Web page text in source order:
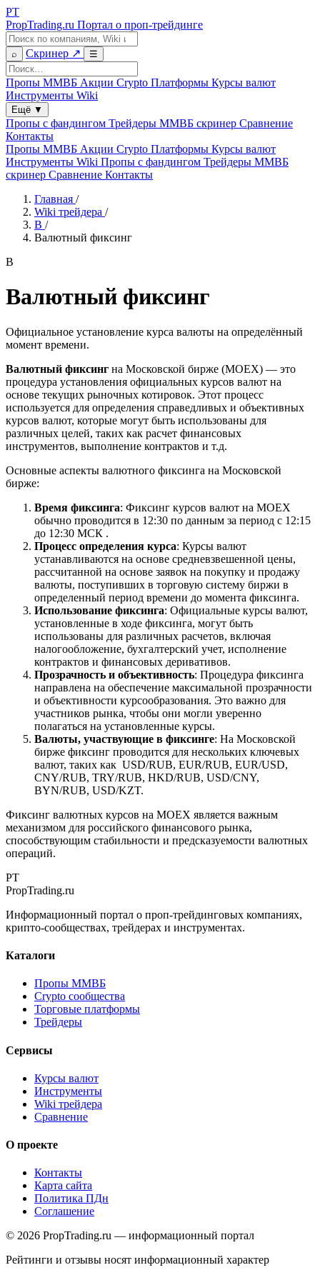
PT
PropTrading.ru Портал о проп-трейдинге
⌕ Скринер ↗ ☰
Пропы ММВБ Акции Crypto Платформы Курсы валют
Инструменты Wiki
Ещё ▼
Пропы с фандингом Трейдеры ММВБ скринер Сравнение
Контакты
Пропы ММВБ Акции Crypto Платформы Курсы валют
Инструменты Wiki Пропы с фандингом Трейдеры ММВБ
скринер Сравнение Контакты
Главная /
Wiki трейдера /
В /
Валютный фиксинг
В
Валютный фиксинг
Официальное установление курса валюты на определённый
момент времени.
Валютный фиксинг на Московской бирже (MOEX) — это
процедура установления официальных курсов валют на
основе текущих рыночных котировок. Этот процесс
используется для определения справедливых и объективных
курсов валют, которые могут быть использованы для
различных целей, таких как расчет финансовых
инструментов, выполнение контрактов и т.д.
Основные аспекты валютного фиксинга на Московской
бирже:
Время фиксинга: Фиксинг курсов валют на MOEX
обычно проводится в 12:30 по данным за период с 12:15
до 12:30 МСК .
Процесс определения курса: Курсы валют
устанавливаются на основе средневзвешенной цены,
рассчитанной на основе заявок на покупку и продажу
валюты, поступивших в торговую систему биржи в
определенный период времени до момента фиксинга.
Использование фиксинга: Официальные курсы валют,
установленные в ходе фиксинга, могут быть
использованы для различных расчетов, включая
налогообложение, бухгалтерский учет, исполнение
контрактов и финансовых деривативов.
Прозрачность и объективность: Процедура фиксинга
направлена на обеспечение максимальной прозрачности
и объективности курсообразования. Это важно для
участников рынка, чтобы они могли уверенно
полагаться на установленные курсы.
Валюты, участвующие в фиксинге: На Московской
бирже фиксинг проводится для нескольких ключевых
валют, таких как USD/RUB, EUR/RUB, EUR/USD,
CNY/RUB, TRY/RUB, HKD/RUB, USD/CNY,
BYN/RUB, USD/KZT.
Фиксинг валютных курсов на MOEX является важным
механизмом для российского финансового рынка,
способствующим стабильности и предсказуемости валютных
операций.
PT
PropTrading.ru
Информационный портал о проп-трейдинговых компаниях,
крипто-сообществах, трейдерах и инструментах.
Каталоги
Пропы ММВБ
Crypto сообщества
Торговые платформы
Трейдеры
Сервисы
Курсы валют
Инструменты
Wiki трейдера
Сравнение
О проекте
Контакты
Карта сайта
Политика ПДн
Соглашение
© 2026 PropTrading.ru — информационный портал
Рейтинги и отзывы носят информационный характер